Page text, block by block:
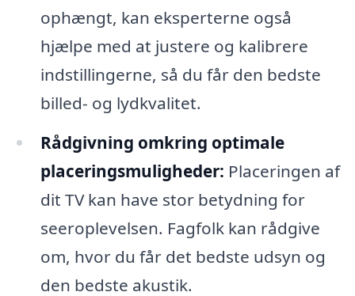
ophængt, kan eksperterne også
hjælpe med at justere og kalibrere
indstillingerne, så du får den bedste
billed- og lydkvalitet.
Rådgivning omkring optimale
placeringsmuligheder: Placeringen af
dit TV kan have stor betydning for
seeroplevelsen. Fagfolk kan rådgive
om, hvor du får det bedste udsyn og
den bedste akustik.